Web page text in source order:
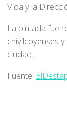
Vida y la
La pintada fue
chivilcoyenses
ciudad.
Fuente: